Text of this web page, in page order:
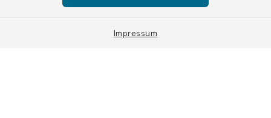
Impressum
Sitemap